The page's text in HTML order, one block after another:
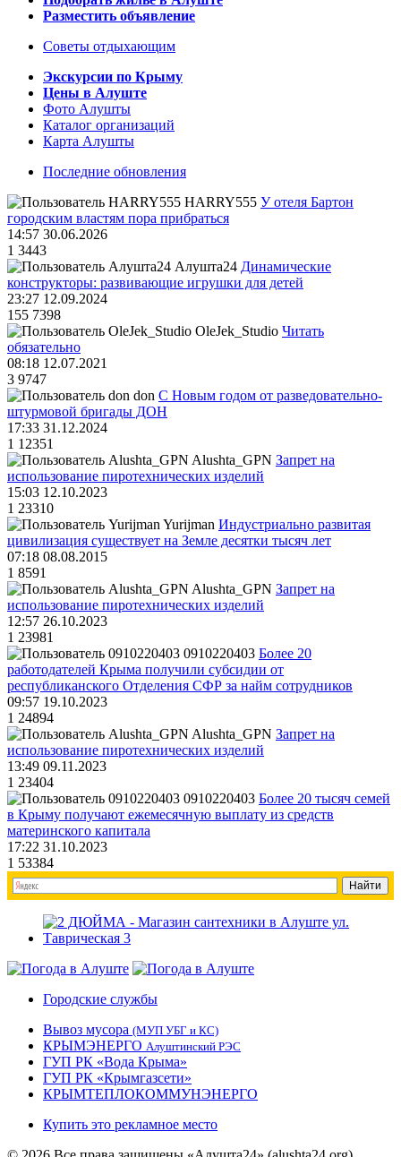
Разместить объявление
Советы отдыхающим
Экскурсии по Крыму
Цены в Алуште
Фото Алушты
Каталог организаций
Карта Алушты
Последние обновления
HARRY555 У отеля Бартон
городским властям пора прибраться
14:57 30.06.2026
1 3443
Алушта24 Динамические
конструкторы: развивающие игрушки для детей
23:27 12.09.2024
155 7398
OleJek_Studio Читать
обязательно
08:18 12.07.2021
3 9747
don С Новым годом от разведовательно-
штурмовой бригады ДОН
17:33 31.12.2024
1 12351
Alushta_GPN Запрет на
использование пиротехнических изделий
15:03 12.10.2023
1 23310
Yurijman Индустриально развитая
цивилизация существует на Земле десятки тысяч лет
07:18 08.08.2015
1 8591
Alushta_GPN Запрет на
использование пиротехнических изделий
12:57 26.10.2023
1 23981
0910220403 Более 20
работодателей Крыма получили субсидии от
республиканского Отделения СФР за найм сотрудников
09:57 19.10.2023
1 24894
Alushta_GPN Запрет на
использование пиротехнических изделий
13:49 09.11.2023
1 23404
0910220403 Более 20 тысяч семей
в Крыму получают ежемесячную выплату из средств
материнского капитала
17:22 31.10.2023
1 53384
Городские службы
Вывоз мусора (МУП УБГ и КС)
КРЫМЭНЕРГО Алуштинский РЭС
ГУП РК «Вода Крыма»
ГУП РК «Крымгазсети»
КРЫМТЕПЛОКОММУНЭНЕРГО
Купить это рекламное место